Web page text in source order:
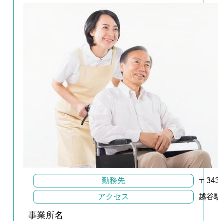
勤務先
〒
アクセス
越谷
事業所名